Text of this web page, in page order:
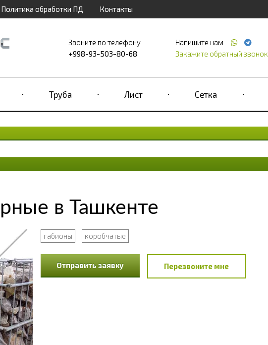
Политика обработки ПД Контакты
Звоните по телефону
+998-93-503-80-68
Напишите нам
Закажите обратный звонок
Труба Лист Сетка
в Ташкенте
габионы коробчатые
Отправить заявку Перезвоните мне